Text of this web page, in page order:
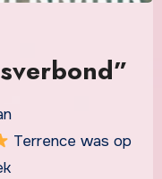
Terrence was op